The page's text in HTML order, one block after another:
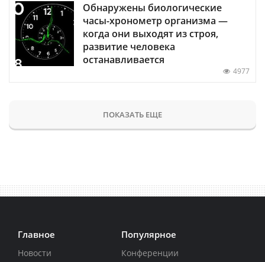
Обнаружены биологические
часы-хронометр организма —
когда они выходят из строя,
развитие человека
останавливается
4977
ПОКАЗАТЬ ЕЩЕ
Главное
Новости
Популярное
Конференции